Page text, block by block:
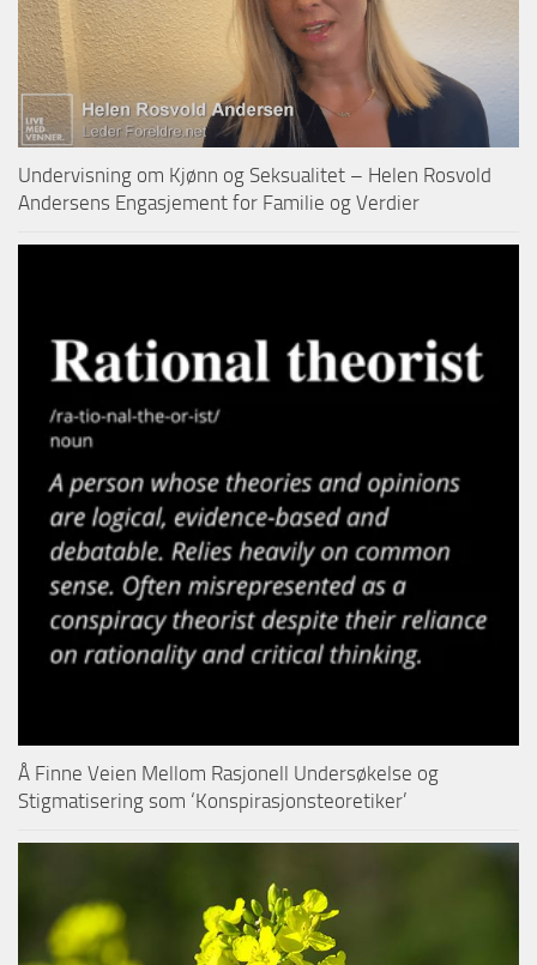
Undervisning om Kjønn og Seksualitet – Helen Rosvold
Andersens Engasjement for Familie og Verdier
Å Finne Veien Mellom Rasjonell Undersøkelse og
Stigmatisering som ‘Konspirasjonsteoretiker’